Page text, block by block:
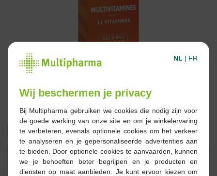
€ 10,50 € 17,60
Bestellen Reserveren
NL | FR
Wij beschermen je privacy
Bij Multipharma gebruiken we cookies die nodig zijn voor
de goede werking van onze site en om je winkelervaring
te verbeteren, evenals optionele cookies om het verkeer
te analyseren en je gepersonaliseerde advertenties aan
te bieden. Door optionele cookies te aanvaarden, kunnen
we je behoeften beter begrijpen en je producten en
diensten op maat aanbieden. Je kunt ervoor kiezen om